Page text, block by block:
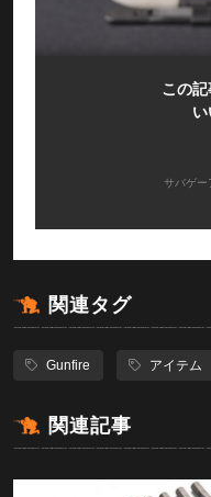
この
い
サバゲー
関連タグ
Gunfire アイテム
関連記事